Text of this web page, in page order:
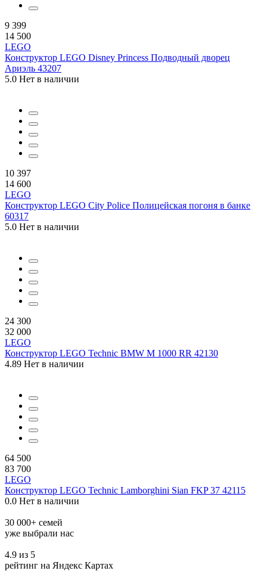
9 399
14 500
LEGO
Конструктор LEGO Disney Princess Подводный дворец
Ариэль 43207
5.0 Нет в наличии
10 397
14 600
LEGO
Конструктор LEGO City Police Полицейская погоня в банке
60317
5.0 Нет в наличии
24 300
32 000
LEGO
Конструктор LEGO Technic BMW M 1000 RR 42130
4.89 Нет в наличии
64 500
83 700
LEGO
Конструктор LEGO Technic Lamborghini Sian FKP 37 42115
0.0 Нет в наличии
30 000+ семей
уже выбрали нас
4.9 из 5
рейтинг на Яндекс Картах